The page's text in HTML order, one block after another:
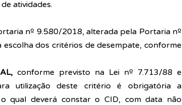
atividades.
nº 9.580/2018, alterada pela Portaria nº
dos critérios de desempate, conforme
conforme previsto na Lei nº 7.713/88 e
utilização deste critério é obrigatória a
qual deverá constar o CID, com data não